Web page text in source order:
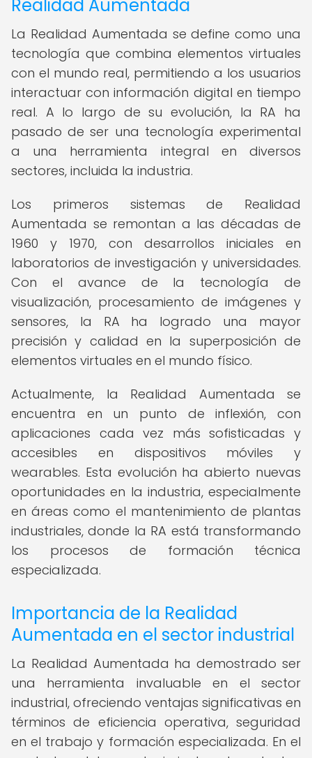
Realidad Aumentada
La Realidad Aumentada se define como una
tecnología que combina elementos virtuales
con el mundo real, permitiendo a los usuarios
interactuar con información digital en tiempo
real. A lo largo de su evolución, la RA ha
pasado de ser una tecnología experimental
a una herramienta integral en diversos
sectores, incluida la industria.
Los primeros sistemas de Realidad
Aumentada se remontan a las décadas de
1960 y 1970, con desarrollos iniciales en
laboratorios de investigación y universidades.
Con el avance de la tecnología de
visualización, procesamiento de imágenes y
sensores, la RA ha logrado una mayor
precisión y calidad en la superposición de
elementos virtuales en el mundo físico.
Actualmente, la Realidad Aumentada se
encuentra en un punto de inflexión, con
aplicaciones cada vez más sofisticadas y
accesibles en dispositivos móviles y
wearables. Esta evolución ha abierto nuevas
oportunidades en la industria, especialmente
en áreas como el mantenimiento de plantas
industriales, donde la RA está transformando
los procesos de formación técnica
especializada.
Importancia de la Realidad
Aumentada en el sector industrial
La Realidad Aumentada ha demostrado ser
una herramienta invaluable en el sector
industrial, ofreciendo ventajas significativas en
términos de eficiencia operativa, seguridad
en el trabajo y formación especializada. En el